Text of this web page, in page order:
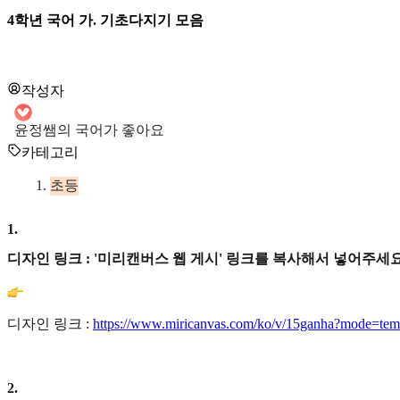
4학년 국어 가. 기초다지기 모음
작성자
윤정쌤의 국어가 좋아요
카테고리
초등
1.
디자인 링크 : '미리캔버스 웹 게시' 링크를 복사해서 넣어주세
디자인 링크 : https://www.miricanvas.com/ko/v/
2.